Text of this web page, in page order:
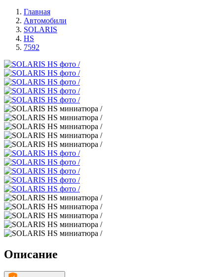
Главная
Автомобили
SOLARIS
HS
7592
Описание